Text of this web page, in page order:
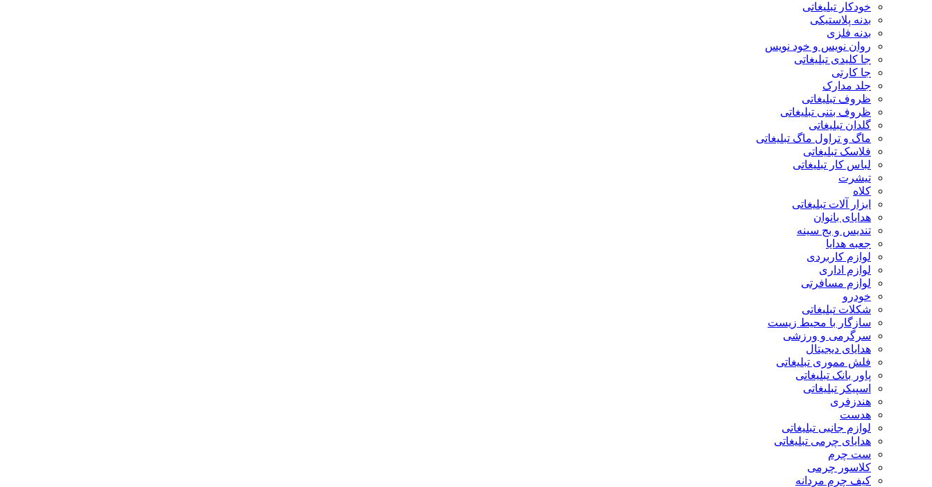
خودکار تبلیغاتی
بدنه پلاستیکی
بدنه فلزی
روان نویس و خود نویس
جا کلیدی تبلیغاتی
جا کارتی
جلد مدارک
ظروف تبلیغاتی
ظروف بتنی تبلیغاتی
گلدان تبلیغاتی
ماگ و تراول ماگ تبلیغاتی
فلاسک تبلیغاتی
لباس کار تبلیغاتی
تیشرت
کلاه
ابزار آلات تبلیغاتی
هدایای بانوان
تندیس و بج سینه
جعبه هدایا
لوازم کاربردی
لوازم اداری
لوازم مسافرتی
خودرو
شکلات تبلیغاتی
سازگار با محیط زیست
سرگرمی و ورزشی
هدایای دیجیتال
فلش مموری تبلیغاتی
پاور بانک تبلیغاتی
اسپیکر تبلیغاتی
هندزفری
هدست
لوازم جانبی تبلیغاتی
هدایای چرمی تبلیغاتی
ست چرم
کلاسور چرمی
کیف چرم مردانه